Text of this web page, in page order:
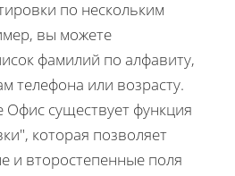
по нескольким
вы можете
фамилий по алфавиту,
телефона или возрасту.
Офис существует функция
которая позволяет
и второстепенные поля